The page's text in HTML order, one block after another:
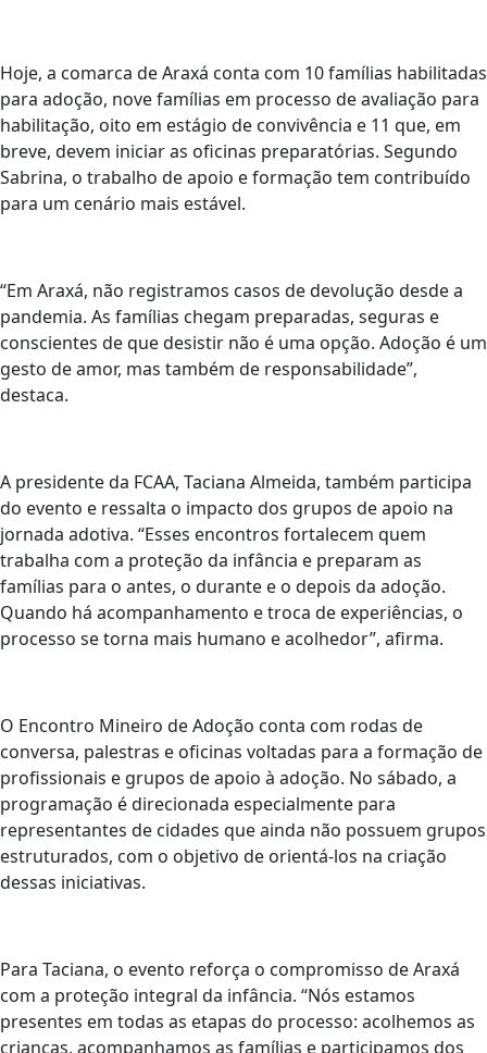
Hoje, a comarca de Araxá conta com 10 famílias habilitadas
para adoção, nove famílias em processo de avaliação para
habilitação, oito em estágio de convivência e 11 que, em
breve, devem iniciar as oficinas preparatórias. Segundo
Sabrina, o trabalho de apoio e formação tem contribuído
para um cenário mais estável.
“Em Araxá, não registramos casos de devolução desde a
pandemia. As famílias chegam preparadas, seguras e
conscientes de que desistir não é uma opção. Adoção é um
gesto de amor, mas também de responsabilidade”,
destaca.
A presidente da FCAA, Taciana Almeida, também participa
do evento e ressalta o impacto dos grupos de apoio na
jornada adotiva. “Esses encontros fortalecem quem
trabalha com a proteção da infância e preparam as
famílias para o antes, o durante e o depois da adoção.
Quando há acompanhamento e troca de experiências, o
processo se torna mais humano e acolhedor”, afirma.
O Encontro Mineiro de Adoção conta com rodas de
conversa, palestras e oficinas voltadas para a formação de
profissionais e grupos de apoio à adoção. No sábado, a
programação é direcionada especialmente para
representantes de cidades que ainda não possuem grupos
estruturados, com o objetivo de orientá-los na criação
dessas iniciativas.
Para Taciana, o evento reforça o compromisso de Araxá
com a proteção integral da infância. “Nós estamos
presentes em todas as etapas do processo: acolhemos as
crianças, acompanhamos as famílias e participamos dos